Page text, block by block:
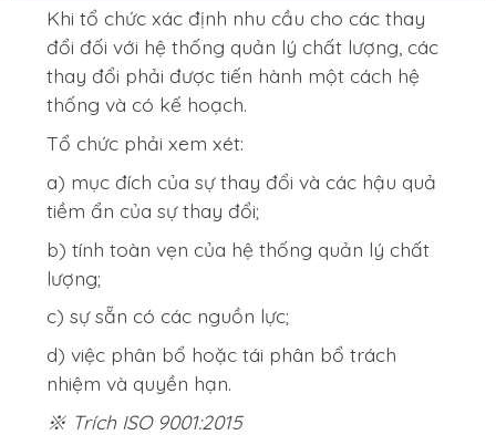
Khi tổ chức xác định nhu cầu cho các thay
đổi đối với hệ thống quản lý chất lượng, các
thay đổi phải được tiến hành một cách hệ
thống và có kế hoạch.
Tổ chức phải xem xét:
a) mục đích của sự thay đổi và các hậu quả
tiềm ẩn của sự thay đổi;
b) tính toàn vẹn của hệ thống quản lý chất
lượng;
c) sự sẵn có các nguồn lực;
d) việc phân bổ hoặc tái phân bổ trách
nhiệm và quyền hạn.
※ Trích ISO 9001:2015